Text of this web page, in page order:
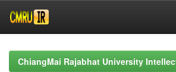
navigationChiangMai Rajabhat University